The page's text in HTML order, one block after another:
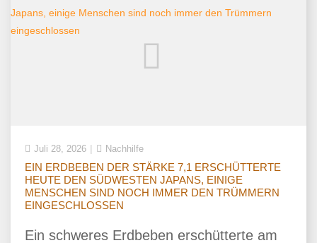
Juli 28, 2026 Nachhilfe
EIN ERDBEBEN DER STÄRKE 7,1 ERSCHÜTTERTE
HEUTE DEN SÜDWESTEN JAPANS, EINIGE
MENSCHEN SIND NOCH IMMER DEN TRÜMMERN
EINGESCHLOSSEN
Ein schweres Erdbeben erschütterte am